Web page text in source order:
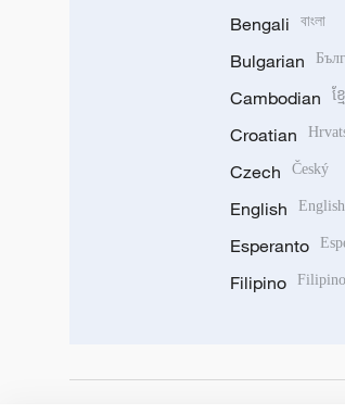
Bengali বাংলা
Bulgarian
Cambodian ខ្ម
Croatian
Czech Český
English English
Esperanto
Filipino Filipino